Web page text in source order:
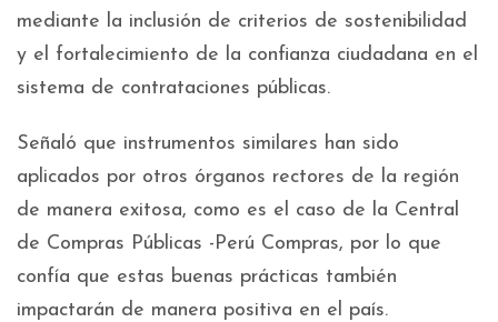
mediante la inclusión de criterios de sostenibilidad
y el fortalecimiento de la confianza ciudadana en el
sistema de contrataciones públicas.
Señaló que instrumentos similares han sido
aplicados por otros órganos rectores de la región
de manera exitosa, como es el caso de la Central
de Compras Públicas -Perú Compras, por lo que
confía que estas buenas prácticas también
impactarán de manera positiva en el país.